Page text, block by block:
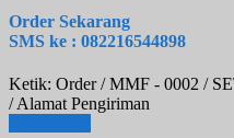
Order Sekarang
SMS ke : 082216544898
Ketik: Order / MMF - 0002 /
/ Alamat Pengiriman